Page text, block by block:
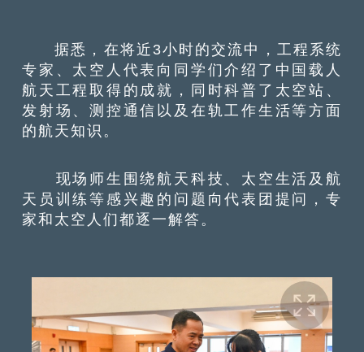
据悉，在将近3小时的交流中，工程系统
专家、太空人代表向同学们介绍了中国载人
航天工程取得的成就，同时科普了太空站、
发射场、测控通信以及在轨工作生活等方面
的航天知识。
现场师生围绕航天科技、太空生活及航
天员训练等感兴趣的问题向代表团提问，专
家和太空人们都逐一解答。